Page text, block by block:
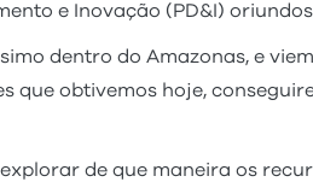
e Inovação (PD&I)
dentro do Amazonas, e
que obtivemos hoje,
de que maneira os